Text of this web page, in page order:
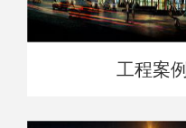
工程案例